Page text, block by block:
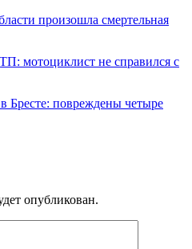
произошла смертельная
мотоциклист не справился с
повреждены четыре
опубликован.